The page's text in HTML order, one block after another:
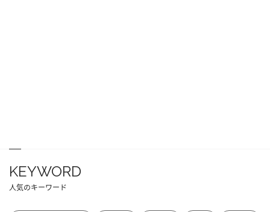
KEYWORD
人気のキーワード